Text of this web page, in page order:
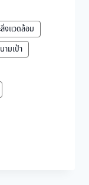
งแวดล้อม
มเป้า